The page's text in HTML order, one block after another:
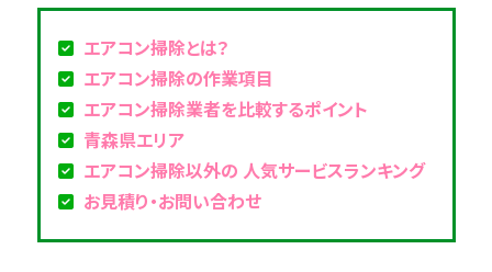
エアコン掃除とは？
エアコン掃除の作業項目
エアコン掃除業者を比較するポイント
青森県エリア
エアコン掃除以外の 人気サービスランキング
お見積り・お問い合わせ